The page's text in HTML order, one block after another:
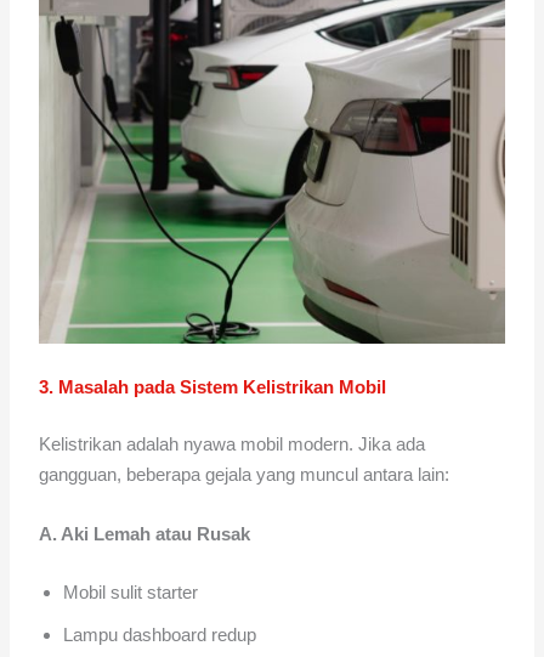
3. Masalah pada Sistem Kelistrikan Mobil
Kelistrikan adalah nyawa mobil modern. Jika ada
gangguan, beberapa gejala yang muncul antara lain:
A. Aki Lemah atau Rusak
Mobil sulit starter
Lampu dashboard redup